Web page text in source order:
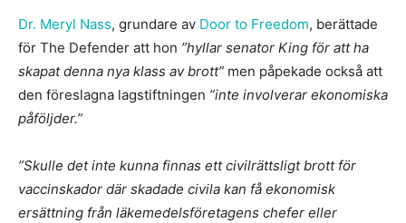
Dr. Meryl Nass, grundare av Door to Freedom, berättade
för The Defender att hon ”hyllar senator King för att ha
skapat denna nya klass av brott” men påpekade också att
den föreslagna lagstiftningen ”inte involverar ekonomiska
påföljder.”
”Skulle det inte kunna finnas ett civilrättsligt brott för
vaccinskador där skadade civila kan få ekonomisk
ersättning från läkemedelsföretagens chefer eller